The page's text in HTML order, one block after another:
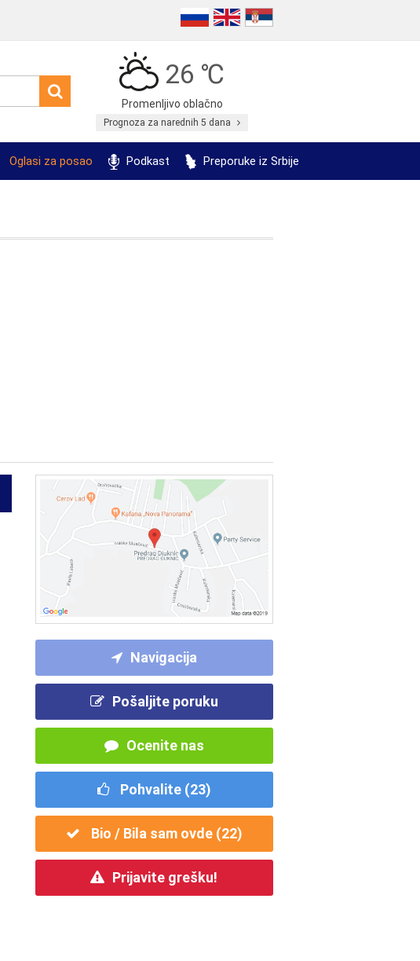
26 ℃
Promenljivo oblačno
Prognoza za narednih 5 dana
Oglasi za posao Podkast Preporuke iz Srbije
Navigacija
Pošaljite poruku
Ocenite nas
Pohvalite (23)
Bio / Bila sam ovde (22)
Prijavite grešku!